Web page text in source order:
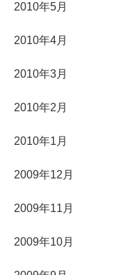
2010年5月
2010年4月
2010年3月
2010年2月
2010年1月
2009年12月
2009年11月
2009年10月